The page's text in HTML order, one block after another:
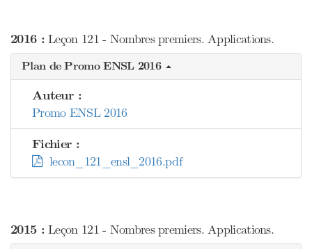
2016 :Leçon 121 - Nombres premiers. Applications.
Plan de Promo ENSL 2016
Auteur :
Promo ENSL 2016
Fichier :
lecon_121_ensl_2016.pdf
2015 :Leçon 121 - Nombres premiers. Applications.